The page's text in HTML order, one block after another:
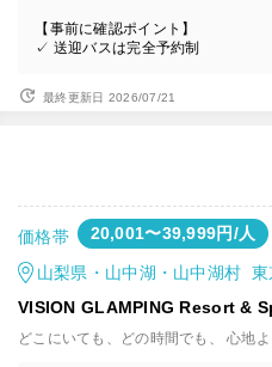
【事前に確認ポイント】
✓ 送迎バスは完全予約制
最終更新日 2026/07/21
価格帯 20,001〜39,999円/人
山梨県・山中湖・山中湖村
VISION GLAMPING Resort &
どこにいても、どの時間でも、 心地